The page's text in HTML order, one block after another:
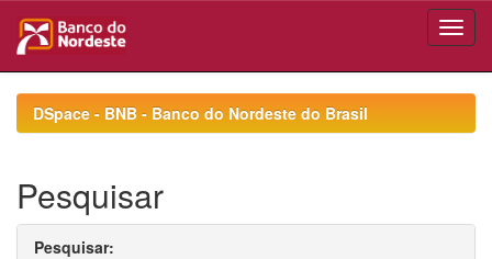
navigationDSpace - BNB - Banco do Nordeste do Brasil
Pesquisar
Pesquisar: